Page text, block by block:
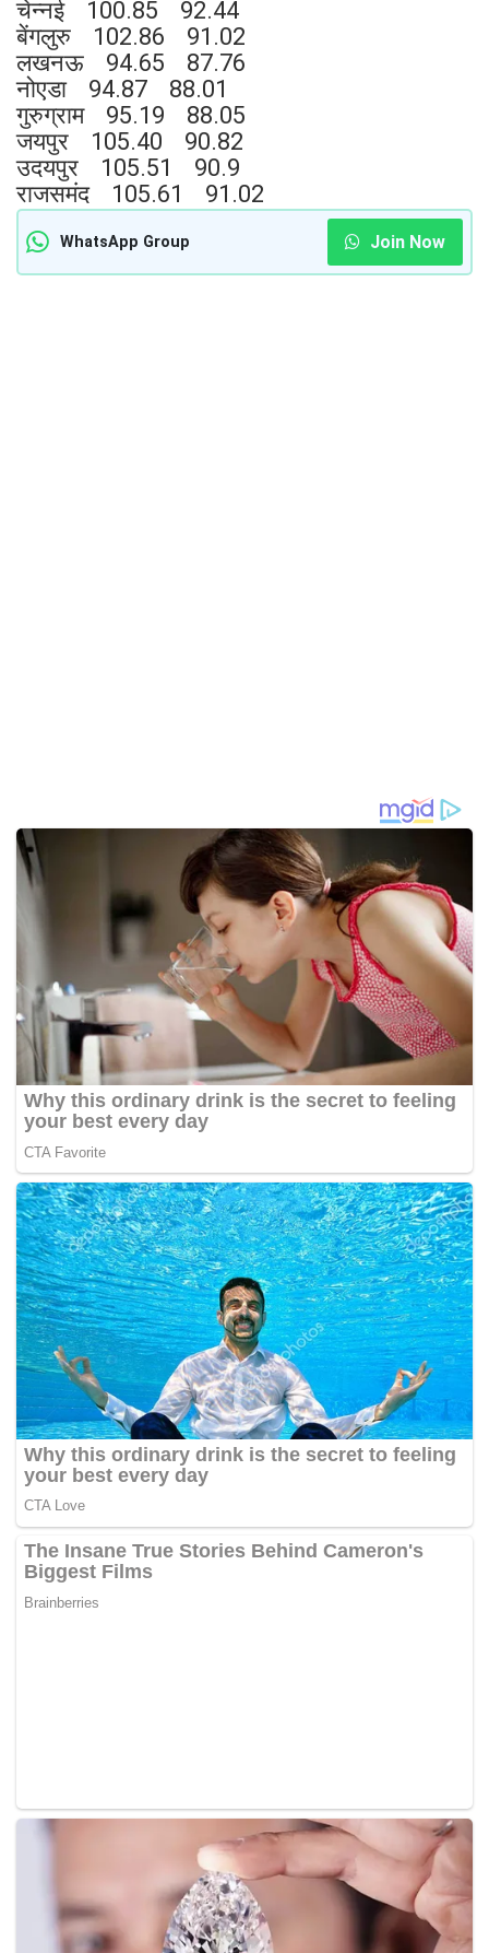
चेन्नई 100.85 92.44
बेंगलुरु 102.86 91.02
लखनऊ 94.65 87.76
नोएडा 94.87 88.01
गुरुग्राम 95.19 88.05
जयपुर 105.40 90.82
उदयपुर 105.51 90.9
राजसमंद 105.61 91.02
WhatsApp Group Join Now